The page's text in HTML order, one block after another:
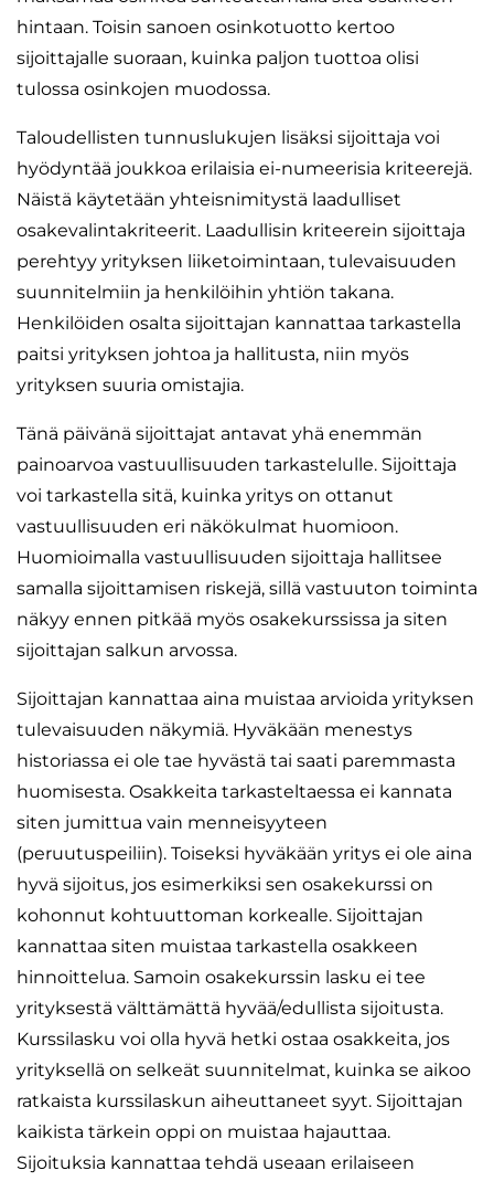
hintaan. Toisin sanoen osinkotuotto kertoo
sijoittajalle suoraan, kuinka paljon tuottoa olisi
tulossa osinkojen muodossa.
Taloudellisten tunnuslukujen lisäksi sijoittaja voi
hyödyntää joukkoa erilaisia ei-numeerisia kriteerejä.
Näistä käytetään yhteisnimitystä laadulliset
osakevalintakriteerit. Laadullisin kriteerein sijoittaja
perehtyy yrityksen liiketoimintaan, tulevaisuuden
suunnitelmiin ja henkilöihin yhtiön takana.
Henkilöiden osalta sijoittajan kannattaa tarkastella
paitsi yrityksen johtoa ja hallitusta, niin myös
yrityksen suuria omistajia.
Tänä päivänä sijoittajat antavat yhä enemmän
painoarvoa vastuullisuuden tarkastelulle. Sijoittaja
voi tarkastella sitä, kuinka yritys on ottanut
vastuullisuuden eri näkökulmat huomioon.
Huomioimalla vastuullisuuden sijoittaja hallitsee
samalla sijoittamisen riskejä, sillä vastuuton toiminta
näkyy ennen pitkää myös osakekurssissa ja siten
sijoittajan salkun arvossa.
Sijoittajan kannattaa aina muistaa arvioida yrityksen
tulevaisuuden näkymiä. Hyväkään menestys
historiassa ei ole tae hyvästä tai saati paremmasta
huomisesta. Osakkeita tarkasteltaessa ei kannata
siten jumittua vain menneisyyteen
(peruutuspeiliin). Toiseksi hyväkään yritys ei ole aina
hyvä sijoitus, jos esimerkiksi sen osakekurssi on
kohonnut kohtuuttoman korkealle. Sijoittajan
kannattaa siten muistaa tarkastella osakkeen
hinnoittelua. Samoin osakekurssin lasku ei tee
yrityksestä välttämättä hyvää/edullista sijoitusta.
Kurssilasku voi olla hyvä hetki ostaa osakkeita, jos
yrityksellä on selkeät suunnitelmat, kuinka se aikoo
ratkaista kurssilaskun aiheuttaneet syyt. Sijoittajan
kaikista tärkein oppi on muistaa hajauttaa.
Sijoituksia kannattaa tehdä useaan erilaiseen